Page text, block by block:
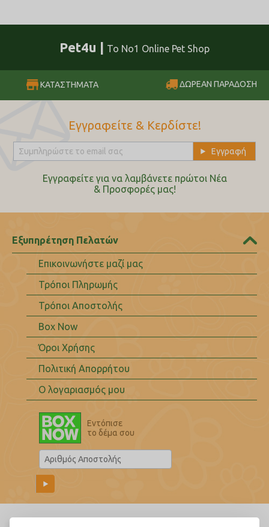
Pet4u | Το No1 Online Pet Shop
ΚΑΤΑΣΤΗΜΑΤΑ ΔΩΡΕΑΝ ΠΑΡΑΔΟΣΗ
Εγγραφείτε & Κερδίστε!
Εγγραφείτε για να λαμβάνετε πρώτοι Nέα
& Προσφορές μας!
Εξυπηρέτηση Πελατών
Επικοινωνήστε μαζί μας
Τρόποι Πληρωμής
Τρόποι Αποστολής
Box Now
Όροι Χρήσης
Πολιτική Απορρήτου
Ο λογαριασμός μου
Εντόπισε
το δέμα σου